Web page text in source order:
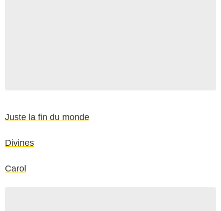
Juste la fin du monde
Divines
Carol